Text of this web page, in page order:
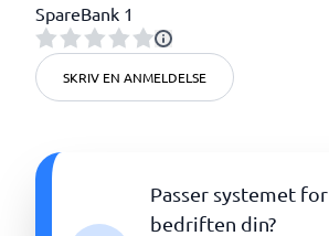
SpareBank 1
SKRIV EN ANMELDELSE
Passer systemet for
bedriften din?